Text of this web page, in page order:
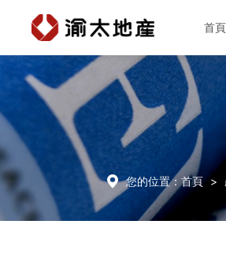
首頁
首頁
產品與服務
爲什麽選擇渝太
 您的位置：首頁 >